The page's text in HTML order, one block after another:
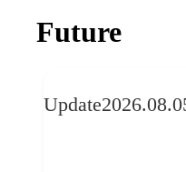
Future
Update